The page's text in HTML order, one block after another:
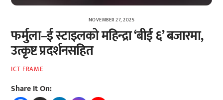
NOVEMBER 27, 2025
फर्मुला–ई स्टाइलको महिन्द्रा ‘बीई ६’ बजारमा,
उत्कृष्ट प्रदर्शनसहित
ICT FRAME
Share It On: